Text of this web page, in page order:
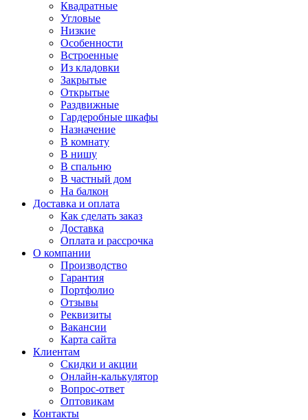
Квадратные
Угловые
Низкие
Особенности
Встроенные
Из кладовки
Закрытые
Открытые
Раздвижные
Гардеробные шкафы
Назначение
В комнату
В нишу
В спальню
В частный дом
На балкон
Доставка и оплата
Как сделать заказ
Доставка
Оплата и рассрочка
О компании
Производство
Гарантия
Портфолио
Отзывы
Реквизиты
Вакансии
Карта сайта
Клиентам
Скидки и акции
Онлайн-калькулятор
Вопрос-ответ
Оптовикам
Контакты